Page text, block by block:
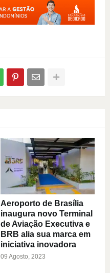
Aeroporto de Brasília
inaugura novo Terminal
de Aviação Executiva e
BRB alia sua marca em
iniciativa inovadora
09 Agosto, 2023